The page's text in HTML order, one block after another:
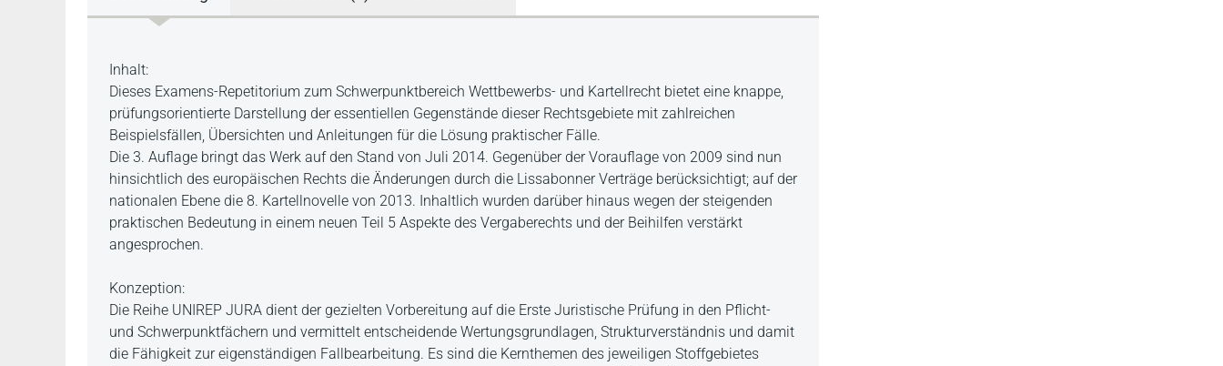
Beschreibung
Inhalt:
Dieses Examens-Repetitorium zum Schwerpunktbereich Wettbewerbs- und Kartellrecht bietet eine knappe,
prüfungsorientierte Darstellung der essentiellen Gegenstände dieser Rechtsgebiete mit zahlreichen
Beispielsfällen, Übersichten und Anleitungen für die Lösung praktischer Fälle.
Die 3. Auflage bringt das Werk auf den Stand von Juli 2014. Gegenüber der Vorauflage von 2009 sind nun
hinsichtlich des europäischen Rechts die Änderungen durch die Lissabonner Verträge berücksichtigt; auf der
nationalen Ebene die 8. Kartellnovelle von 2013. Inhaltlich wurden darüber hinaus wegen der steigenden
praktischen Bedeutung in einem neuen Teil 5 Aspekte des Vergaberechts und der Beihilfen verstärkt
angesprochen.
Konzeption:
Die Reihe UNIREP JURA dient der gezielten Vorbereitung auf die Erste Juristische Prüfung in den Pflicht-
und Schwerpunktfächern und vermittelt entscheidende Wertungsgrundlagen, Strukturverständnis und damit
die Fähigkeit zur eigenständigen Fallbearbeitung. Es sind die Kernthemen des jeweiligen Stoffgebietes